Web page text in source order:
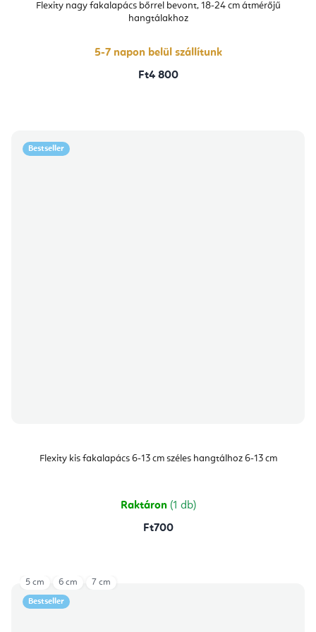
Flexity nagy fakalapács bőrrel bevont, 18-24 cm átmérőjű
hangtálakhoz
5-7 napon belül szállítunk
Ft4 800
Bestseller
Flexity kis fakalapács 6-13 cm széles hangtálhoz 6-13 cm
Raktáron (1 db)
Ft700
Bestseller
5 cm 6 cm 7 cm